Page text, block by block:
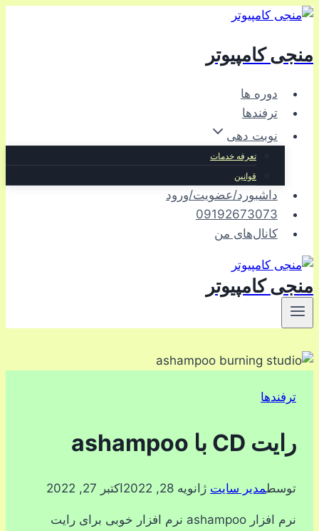
بازگشت
محتوا
منجی کامپیوتر
دوره ها
ترفندها
نوبت دهی
تعرفه خدمات
قوانین
داشبورد/عضویت/ورود
09192673073
کانال‌های من
منجی کامپیوتر
ترفندها
رایت CD با ashampoo
توسطمدیر سایت ژانویه 28, 2022 اکتبر 27, 2022
نرم افزار ashampoo نرم افزار خوبی برای رایت